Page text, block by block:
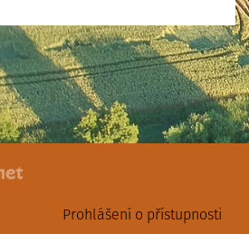
Prohlášení o přístupnosti